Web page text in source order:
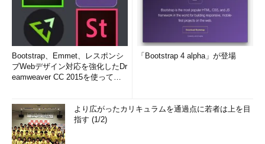
Bootstrap、Emmet、レスポンシ
ブWebデザイン対応を強化したDr
eamweaver CC 2015を使って
「Bootstrap 4 alpha」が登場
より広がったカリキュラムを通過点に若者は上を目
指す (1/2)